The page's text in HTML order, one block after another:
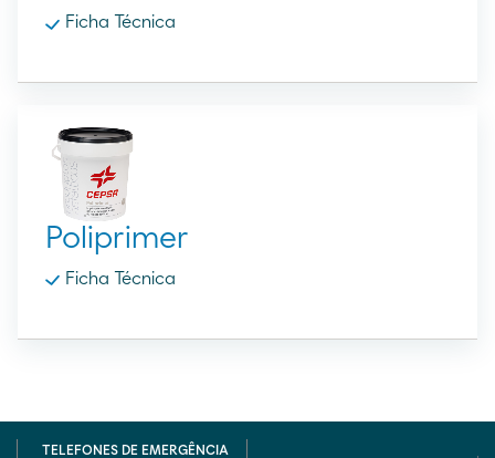
Ficha Técnica
Poliprimer
Ficha Técnica
TELEFONES DE EMERGÊNCIA